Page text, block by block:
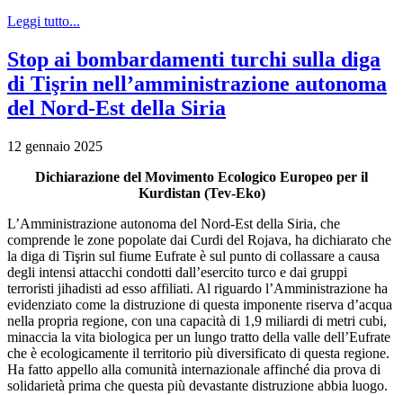
Leggi tutto...
Stop ai bombardamenti turchi sulla diga
di Tişrin nell’amministrazione autonoma
del Nord-Est della Siria
12 gennaio 2025
Dichiarazione del Movimento Ecologico Europeo per il
Kurdistan (Tev-Eko)
L’Amministrazione autonoma del Nord-Est della Siria, che
comprende le zone popolate dai Curdi del Rojava, ha dichiarato che
la diga di Tişrin sul fiume Eufrate è sul punto di collassare a causa
degli intensi attacchi condotti dall’esercito turco e dai gruppi
terroristi jihadisti ad esso affiliati. Al riguardo l’Amministrazione ha
evidenziato come la distruzione di questa imponente riserva d’acqua
nella propria regione, con una capacità di 1,9 miliardi di metri cubi,
minaccia la vita biologica per un lungo tratto della valle dell’Eufrate
che è ecologicamente il territorio più diversificato di questa regione.
Ha fatto appello alla comunità internazionale affinché dia prova di
solidarietà prima che questa più devastante distruzione abbia luogo.